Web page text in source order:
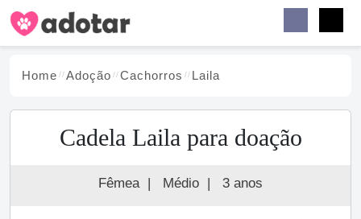
Home Adoção Cachorros Laila
Cadela Laila para doação
Fêmea | Médio | 3 anos